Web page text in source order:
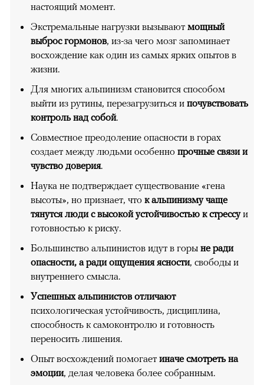
настоящий момент.
Экстремальные нагрузки вызывают мощный
выброс гормонов, из-за чего мозг запоминает
восхождение как один из самых ярких опытов в
жизни.
Для многих альпинизм становится способом
выйти из рутины, перезагрузиться и почувствовать
контроль над собой.
Совместное преодоление опасности в горах
создает между людьми особенно прочные связи и
чувство доверия.
Наука не подтверждает существование «гена
высоты», но признает, что к альпинизму чаще
тянутся люди с высокой устойчивостью к стрессуи
готовностью к риску.
Большинство альпинистов идут в горы не ради
опасности, а ради ощущения ясности, свободы и
внутреннего смысла.
Успешных альпинистов отличают
психологическая устойчивость, дисциплина,
способность к самоконтролю и готовность
переносить лишения.
Опыт восхождений помогает иначе смотреть на
эмоции, делая человека более собранным.